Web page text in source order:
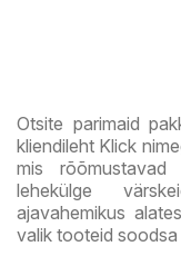
Otsite parimaid
kliendileht Klick
mis
lehekülge
ajavahemikus
valik tooteid